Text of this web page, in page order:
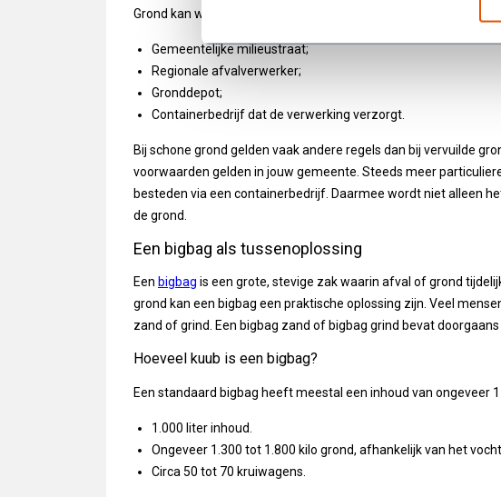
Grond kan worden afgevoerd naar verschillende locaties. De
Gemeentelijke milieustraat;
Regionale afvalverwerker;
Gronddepot;
Containerbedrijf dat de verwerking verzorgt.
Bij schone grond gelden vaak andere regels dan bij vervuilde
voorwaarden gelden in jouw gemeente. Steeds meer
besteden via een containerbedrijf. Daarmee wordt niet alleen
de grond.
Een bigbag als tussenoplossing
Een bigbag is een grote, stevige zak waarin afval of grond
grond kan een bigbag een praktische oplossing zijn. Veel
zand of grind. Een bigbag zand of bigbag grind bevat
Hoeveel kuub is een bigbag?
Een standaard bigbag heeft meestal een inhoud van ongeveer
1.000 liter inhoud.
Ongeveer 1.300 tot 1.800 kilo grond, afhankelijk van het
Circa 50 tot 70 kruiwagens.